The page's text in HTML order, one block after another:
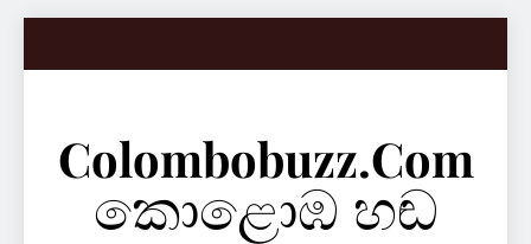
Colombobuzz.com
කොළොඹ හඬ